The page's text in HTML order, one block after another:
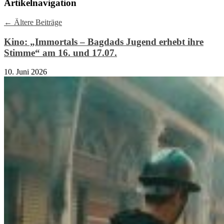
Artikelnavigation
← Ältere Beiträge
Kino: „Immortals – Bagdads Jugend erhebt ihre
Stimme“ am 16. und 17.07.
10. Juni 2026